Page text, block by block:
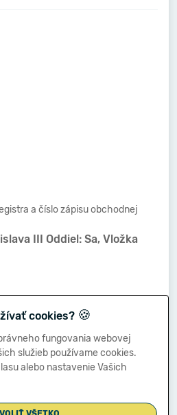
a číslo zápisu obchodnej
III Oddiel: Sa, Vložka
cookies? 🍪
fungovania webovej
služieb používame cookies.
alebo nastavenie Vašich